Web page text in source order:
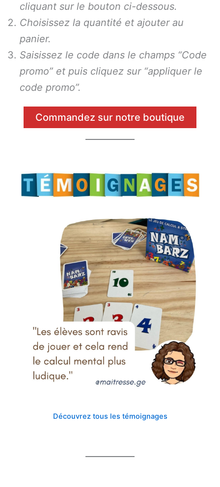
cliquant sur le bouton ci-dessous.
Choisissez la quantité et ajouter au
panier.
Saisissez le code dans le champs “Code
promo” et puis cliquez sur “appliquer le
code promo”.
Commandez sur notre boutique
Découvrez tous les témoignages